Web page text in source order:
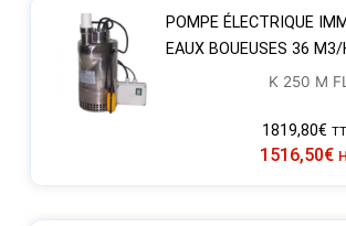
POMPE ÉLECTRIQUE
EAUX BOUEUSES 36 M3/
K 250 M FL
1819,80€
1516,50€